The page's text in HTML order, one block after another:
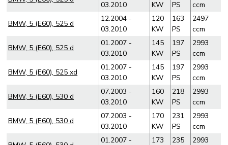
03.2010 KW PS
ccm
BMW, 5 (E60), 525 d
12.2004 -
03.2010
120
KW
163
PS
2497
ccm
BMW, 5 (E60), 525 d
01.2007 -
03.2010
145
KW
197
PS
2993
ccm
BMW, 5 (E60), 525 xd
01.2007 -
03.2010
145
KW
197
PS
2993
ccm
BMW, 5 (E60), 530 d
07.2003 -
03.2010
160
KW
218
PS
2993
ccm
BMW, 5 (E60), 530 d
07.2003 -
03.2010
170
KW
231
PS
2993
ccm
01.2007 -
173
235
2993